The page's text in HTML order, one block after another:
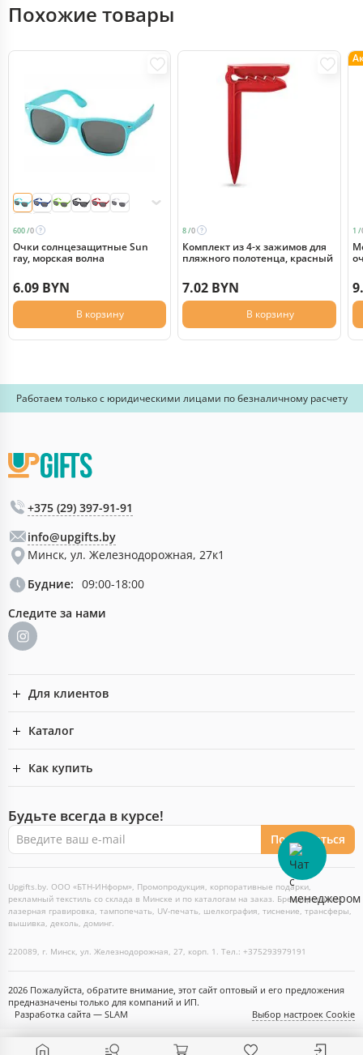
Похожие товары
600 /0
Очки солнцезащитные Sun
ray, морская волна
6.09 BYN
В корзину
8 /0
Комплект из 4-х зажимов для
пляжного полотенца, красный
7.02 BYN
В корзину
1 /
Работаем только с юридическими лицами по безналичному расчету
+375 (29) 397-91-91
info@upgifts.by
Минск, ул. Железнодорожная, 27к1
Будние: 09:00-18:00
Следите за нами
Для клиентов
Каталог
Как купить
Будьте всегда в курсе!
Подписаться
Upgifts.by. ООО «БТН-ИНформ», Промопродукция, корпоративные подарки,
рекламный текстиль со склада в Минске и по каталогам на заказ. Брендирование:
лазерная гравировка, тампопечать, UV-печать, шелкография, тиснение, трансферы,
вышивка, деколь, доминг.
220089, г. Минск, ул. Железнодорожная, 27, корп. 1. Тел.: +375293979191
2026 Пожалуйста, обратите внимание, этот сайт оптовый и его предложения
предназначены только для компаний и ИП.
Выбор настроек Cookie
Разработка сайта — SLAM